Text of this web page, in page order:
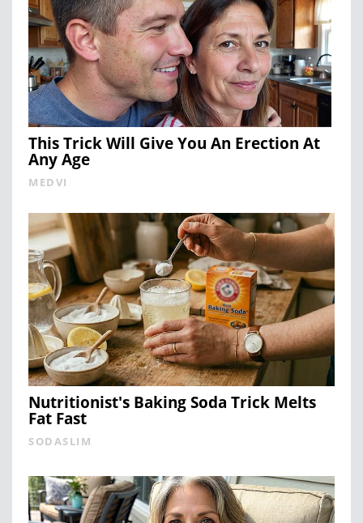
This Trick Will Give You An Erection At
Any Age
MEDVI
Nutritionist's Baking Soda Trick Melts
Fat Fast
SODASLIM